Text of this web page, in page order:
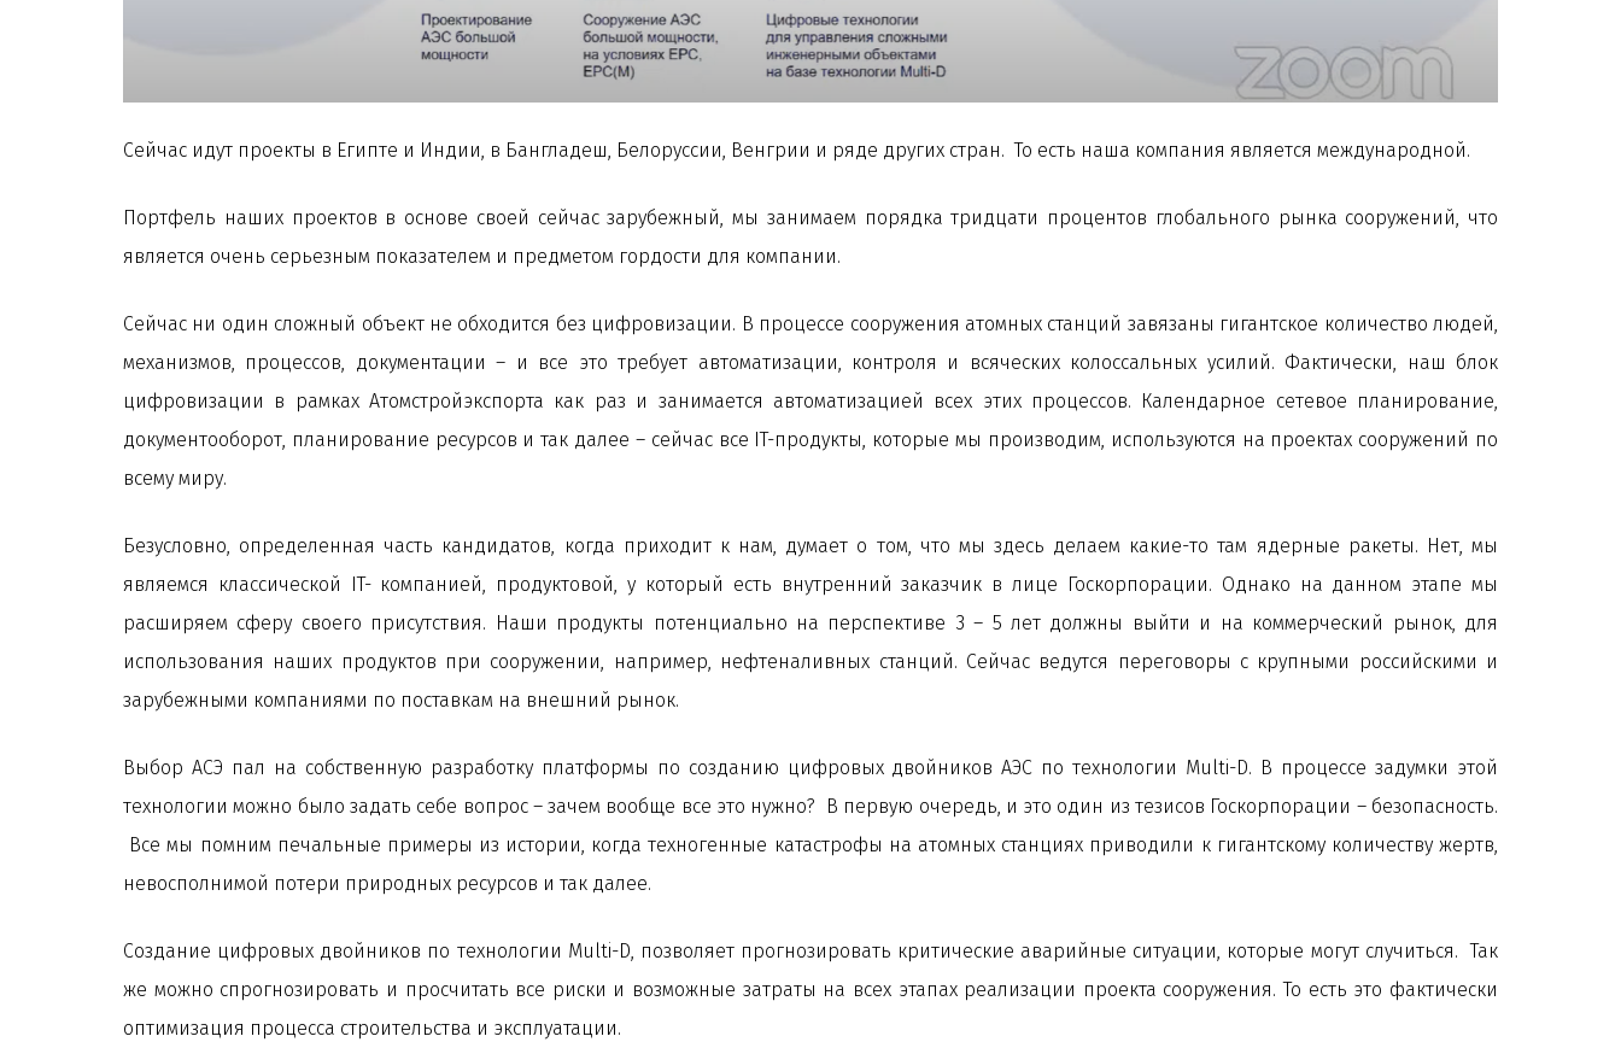
Сейчас идут проекты в Египте и Индии, в Бангладеш, Белоруссии, Венгрии и ряде других стран. То есть наша компания является международной.
Портфель наших проектов в основе своей сейчас зарубежный, мы занимаем порядка тридцати процентов глобального рынка сооружений, что
является очень серьезным показателем и предметом гордости для компании.
Сейчас ни один сложный объект не обходится без цифровизации. В процессе сооружения атомных станций завязаны гигантское количество людей,
механизмов, процессов, документации – и все это требует автоматизации, контроля и всяческих колоссальных усилий. Фактически, наш блок
цифровизации в рамках Атомстройэкспорта как раз и занимается автоматизацией всех этих процессов. Календарное сетевое планирование,
документооборот, планирование ресурсов и так далее – сейчас все IT-продукты, которые мы производим, используются на проектах сооружений по
всему миру.
Безусловно, определенная часть кандидатов, когда приходит к нам, думает о том, что мы здесь делаем какие-то там ядерные ракеты. Нет, мы
являемся классической IT- компанией, продуктовой, у который есть внутренний заказчик в лице Госкорпорации. Однако на данном этапе мы
расширяем сферу своего присутствия. Наши продукты потенциально на перспективе 3 – 5 лет должны выйти и на коммерческий рынок, для
использования наших продуктов при сооружении, например, нефтеналивных станций. Сейчас ведутся переговоры с крупными российскими и
зарубежными компаниями по поставкам на внешний рынок.
Выбор АСЭ пал на собственную разработку платформы по созданию цифровых двойников АЭС по технологии Multi-D. В процессе задумки этой
технологии можно было задать себе вопрос – зачем вообще все это нужно? В первую очередь, и это один из тезисов Госкорпорации – безопасность.
Все мы помним печальные примеры из истории, когда техногенные катастрофы на атомных станциях приводили к гигантскому количеству жертв,
невосполнимой потери природных ресурсов и так далее.
Создание цифровых двойников по технологии Multi-D, позволяет прогнозировать критические аварийные ситуации, которые могут случиться. Так
же можно спрогнозировать и просчитать все риски и возможные затраты на всех этапах реализации проекта сооружения. То есть это фактически
оптимизация процесса строительства и эксплуатации.